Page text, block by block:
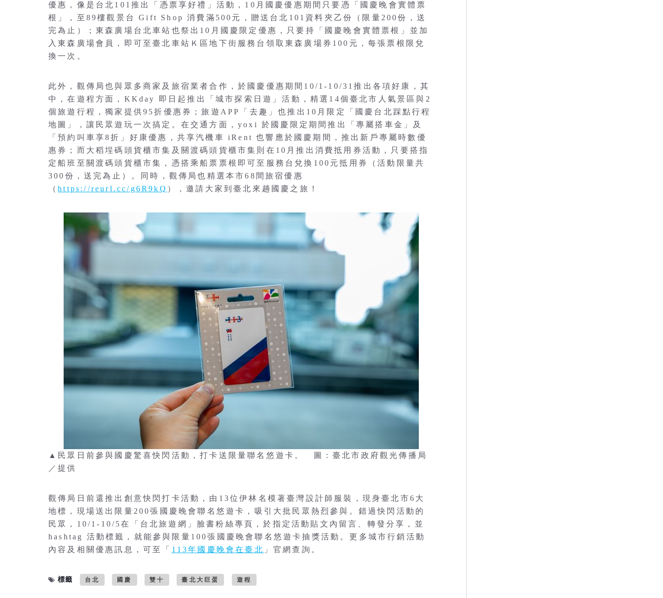
優惠，像是台北101推出「憑票享好禮」活動，10月國慶優惠期間只要憑「國慶晚會實體票
根」，至89樓觀景台 Gift Shop 消費滿500元，贈送台北101資料夾乙份（限量200份，送
完為止）；東森廣場台北車站也祭出10月國慶限定優惠，只要持「國慶晚會實體票根」並加
入東森廣場會員，即可至臺北車站Ｋ區地下街服務台領取東森廣場券100元，每張票根限兌
換一次。
此外，觀傳局也與眾多商家及旅宿業者合作，於國慶優惠期間10/1-10/31推出各項好康，其
中，在遊程方面，KKday 即日起推出「城市探索日遊」活動，精選14個臺北市人氣景區與2
個旅遊行程，獨家提供95折優惠券；旅遊APP「去趣」也推出10月限定「國慶台北踩點行程
地圖」，讓民眾遊玩一次搞定。在交通方面，yoxi 於國慶限定期間推出「專屬搭車金」及
「預約叫車享8折」好康優惠，共享汽機車 iRent 也響應於國慶期間，推出新戶專屬時數優
惠券；而大稻埕碼頭貨櫃市集及關渡碼頭貨櫃市集則在10月推出消費抵用券活動，只要搭指
定船班至關渡碼頭貨櫃市集，憑搭乘船票票根即可至服務台兌換100元抵用券（活動限量共
300份，送完為止）。同時，觀傳局也精選本市68間旅宿優惠
（https://reurl.cc/g6R9kQ ），邀請大家到臺北來趟國慶之旅！
▲民眾日前參與國慶驚喜快閃活動，打卡送限量聯名悠遊卡。 圖：臺北市政府觀光傳播局
／提供
觀傳局日前還推出創意快閃打卡活動，由13位伊林名模著臺灣設計師服裝，現身臺北市6大
地標，現場送出限量200張國慶晚會聯名悠遊卡，吸引大批民眾熱烈參與。錯過快閃活動的
民眾，10/1-10/5在「台北旅遊網」臉書粉絲專頁，於指定活動貼文內留言、轉發分享，並
hashtag 活動標籤，就能參與限量100張國慶晚會聯名悠遊卡抽獎活動。更多城市行銷活動
內容及相關優惠訊息，可至「 113年國慶晚會在臺北 」官網查詢。
標籤 台北 國慶 雙十 臺北大巨蛋 遊程